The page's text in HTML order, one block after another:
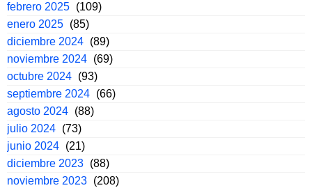
febrero 2025 (109)
enero 2025 (85)
diciembre 2024 (89)
noviembre 2024 (69)
octubre 2024 (93)
septiembre 2024 (66)
agosto 2024 (88)
julio 2024 (73)
junio 2024 (21)
diciembre 2023 (88)
noviembre 2023 (208)